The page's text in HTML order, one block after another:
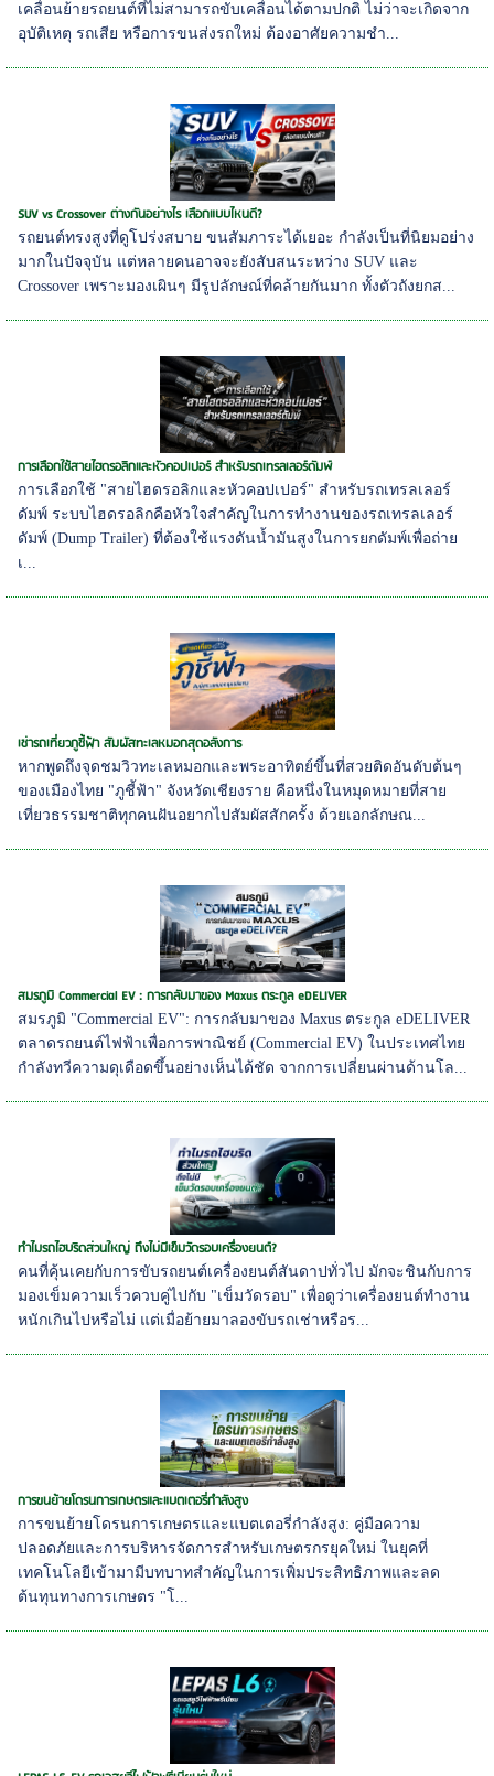
เคลื่อนย้ายรถยนต์ที่ไม่สามารถขับเคลื่อนได้ตามปกติ ไม่ว่าจะเกิดจาก
อุบัติเหตุ รถเสีย หรือการขนส่งรถใหม่ ต้องอาศัยความชำ...
SUV vs Crossover ต่างกันอย่างไร เลือกแบบไหนดี?
รถยนต์ทรงสูงที่ดูโปร่งสบาย ขนสัมภาระได้เยอะ กำลังเป็นที่นิยมอย่าง
มากในปัจจุบัน แต่หลายคนอาจจะยังสับสนระหว่าง SUV และ
Crossover เพราะมองเผินๆ มีรูปลักษณ์ที่คล้ายกันมาก ทั้งตัวถังยกส...
การเลือกใช้สายไฮดรอลิกและหัวคอปเปอร์ สำหรับรถเทรลเลอร์ดัมพ์
การเลือกใช้ "สายไฮดรอลิกและหัวคอปเปอร์" สำหรับรถเทรลเลอร์
ดัมพ์ ระบบไฮดรอลิกคือหัวใจสำคัญในการทำงานของรถเทรลเลอร์
ดัมพ์ (Dump Trailer) ที่ต้องใช้แรงดันน้ำมันสูงในการยกดัมพ์เพื่อถ่าย
เ...
เช่ารถเที่ยวภูชี้ฟ้า สัมผัสทะเลหมอกสุดอลังการ
หากพูดถึงจุดชมวิวทะเลหมอกและพระอาทิตย์ขึ้นที่สวยติดอันดับต้นๆ
ของเมืองไทย "ภูชี้ฟ้า" จังหวัดเชียงราย คือหนึ่งในหมุดหมายที่สาย
เที่ยวธรรมชาติทุกคนฝันอยากไปสัมผัสสักครั้ง ด้วยเอกลักษณ...
สมรภูมิ Commercial EV : การกลับมาของ Maxus ตระกูล eDELIVER
สมรภูมิ "Commercial EV": การกลับมาของ Maxus ตระกูล eDELIVER
ตลาดรถยนต์ไฟฟ้าเพื่อการพาณิชย์ (Commercial EV) ในประเทศไทย
กำลังทวีความดุเดือดขึ้นอย่างเห็นได้ชัด จากการเปลี่ยนผ่านด้านโล...
ทำไมรถไฮบริดส่วนใหญ่ ถึงไม่มีเข็มวัดรอบเครื่องยนต์?
คนที่คุ้นเคยกับการขับรถยนต์เครื่องยนต์สันดาปทั่วไป มักจะชินกับการ
มองเข็มความเร็วควบคู่ไปกับ "เข็มวัดรอบ" เพื่อดูว่าเครื่องยนต์ทำงาน
หนักเกินไปหรือไม่ แต่เมื่อย้ายมาลองขับรถเช่าหรือร...
การขนย้ายโดรนการเกษตรและแบตเตอรี่กำลังสูง
การขนย้ายโดรนการเกษตรและแบตเตอรี่กำลังสูง: คู่มือความ
ปลอดภัยและการบริหารจัดการสำหรับเกษตรกรยุคใหม่ ในยุคที่
เทคโนโลยีเข้ามามีบทบาทสำคัญในการเพิ่มประสิทธิภาพและลด
ต้นทุนทางการเกษตร "โ...